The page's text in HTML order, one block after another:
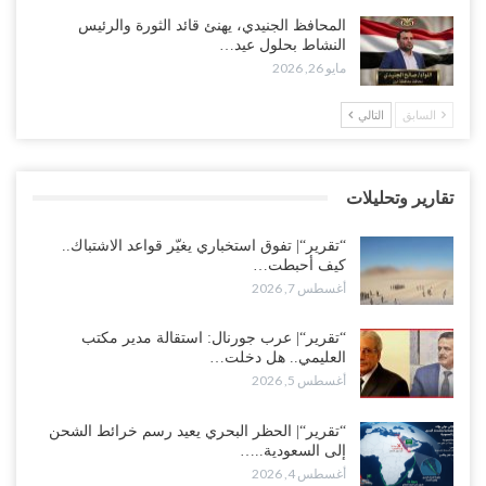
“تقرير“| الحظر البحري يعيد رسم خرائط الشحن إلى السعودية.. ناقلات
النفط تلتف حول أفريقيا وسفن تعلن: “لا توجد شحنة…
أغسطس 4, 2026
مدير مكتب العليمي يقدم استقالته.. والخلافات تعصف بالرئاسي وصراع
محتدم على خليفته..!
أغسطس 4, 2026
“تعز“| وسط إعادة رسم النفوذ السعودي.. الإصلاح يجدد اتهامه لطارق
بالتهريب وعينه على المحافظ..!
أغسطس 4, 2026
تعيد تحشيد قواتها في أهم سواحل اليمن على البحر…
أغسطس 4, 2026
المحافظ الجنيدي، يهنئ قائد الثورة والرئيس
النشاط بحلول عيد…
مايو 26, 2026
السابق التالي
تقارير وتحليلات
“تقرير“| تفوق استخباري يغيّر قواعد الاشتباك..
كيف أحبطت…
أغسطس 7, 2026
“تقرير“| عرب جورنال: استقالة مدير مكتب
العليمي.. هل دخلت…
أغسطس 5, 2026
“تقرير“| الحظر البحري يعيد رسم خرائط الشحن
إلى السعودية..…
أغسطس 4, 2026